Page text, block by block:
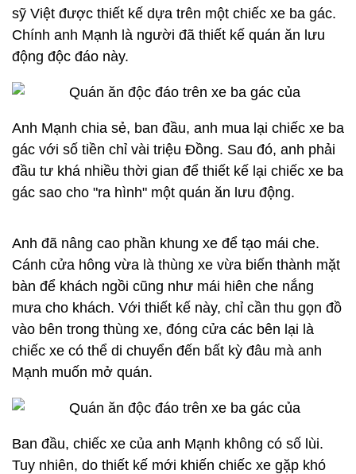
sỹ Việt được thiết kế dựa trên một chiếc xe ba gác.
Chính anh Mạnh là người đã thiết kế quán ăn lưu
động độc đáo này.​
Anh Mạnh chia sẻ, ban đầu, anh mua lại chiếc xe ba
gác với số tiền chỉ vài triệu Đồng. Sau đó, anh phải
đầu tư khá nhiều thời gian để thiết kế lại chiếc xe ba
gác sao cho "ra hình" một quán ăn lưu động.​
Anh đã nâng cao phần khung xe để tạo mái che.
Cánh cửa hông vừa là thùng xe vừa biến thành mặt
bàn để khách ngồi cũng như mái hiên che nắng
mưa cho khách. Với thiết kế này, chỉ cần thu gọn đồ
vào bên trong thùng xe, đóng cửa các bên lại là
chiếc xe có thể di chuyển đến bất kỳ đâu mà anh
Mạnh muốn mở quán.
Ban đầu, chiếc xe của anh Mạnh không có số lùi.
Tuy nhiên, do thiết kế mới khiến chiếc xe gặp khó